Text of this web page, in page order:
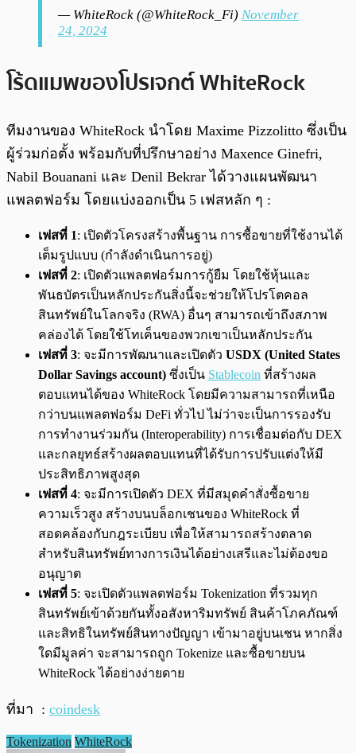
— WhiteRock (@WhiteRock_Fi) November
24, 2024
โร้ดแมพของโปรเจกต์ WhiteRock
ทีมงานของ WhiteRock นำโดย Maxime Pizzolitto ซึ่งเป็น
ผู้ร่วมก่อตั้ง พร้อมกับที่ปรึกษาอย่าง Maxence Ginefri,
Nabil Bouanani และ Denil Bekrar ได้วางแผนพัฒนา
แพลตฟอร์ม โดยแบ่งออกเป็น 5 เฟสหลัก ๆ :
เฟสที่ 1: เปิดตัวโครงสร้างพื้นฐาน การซื้อขายที่ใช้งานได้
เต็มรูปแบบ (กำลังดำเนินการอยู่)
เฟสที่ 2: เปิดตัวแพลตฟอร์มการกู้ยืม โดยใช้หุ้นและ
พันธบัตรเป็นหลักประกันสิ่งนี้จะช่วยให้โปรโตคอล
สินทรัพย์ในโลกจริง (RWA) อื่นๆ สามารถเข้าถึงสภาพ
คล่องได้ โดยใช้โทเค็นของพวกเขาเป็นหลักประกัน
เฟสที่ 3: จะมีการพัฒนาและเปิดตัว USDX (United States
Dollar Savings account) ซึ่งเป็น Stablecoin ที่สร้างผล
ตอบแทนได้ของ WhiteRock โดยมีความสามารถที่เหนือ
กว่าบนแพลตฟอร์ม DeFi ทั่วไป ไม่ว่าจะเป็นการรองรับ
การทำงานร่วมกัน (Interoperability) การเชื่อมต่อกับ DEX
และกลยุทธ์สร้างผลตอบแทนที่ได้รับการปรับแต่งให้มี
ประสิทธิภาพสูงสุด
เฟสที่ 4: จะมีการเปิดตัว DEX ที่มีสมุดคำสั่งซื้อขาย
ความเร็วสูง สร้างบนบล็อกเชนของ WhiteRock ที่
สอดคล้องกับกฎระเบียบ เพื่อให้สามารถสร้างตลาด
สำหรับสินทรัพย์ทางการเงินได้อย่างเสรีและไม่ต้องขอ
อนุญาต
เฟสที่ 5: จะเปิดตัวแพลตฟอร์ม Tokenization ที่รวมทุก
สินทรัพย์เข้าด้วยกันทั้งอสังหาริมทรัพย์ สินค้าโภคภัณฑ์
และสิทธิในทรัพย์สินทางปัญญา เข้ามาอยู่บนเชน หากสิ่ง
ใดมีมูลค่า จะสามารถถูก Tokenize และซื้อขายบน
WhiteRock ได้อย่างง่ายดาย
ที่มา : coindesk
Tokenization WhiteRock